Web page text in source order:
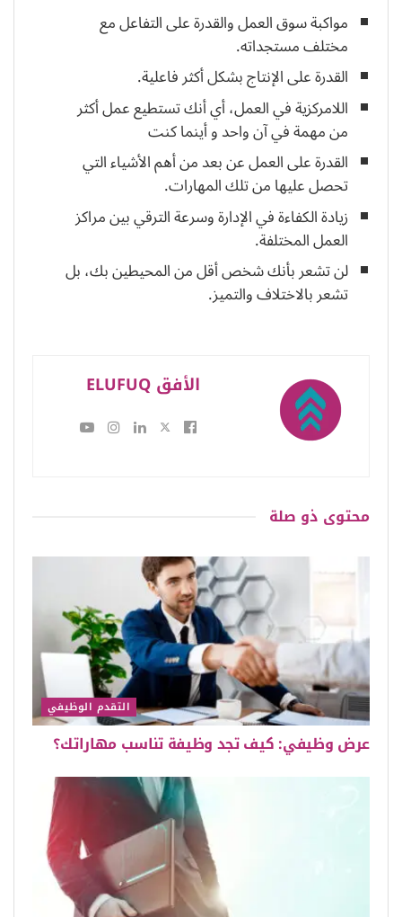
مواكبة سوق العمل والقدرة على التفاعل مع
مختلف مستجداته.
القدرة على الإنتاج بشكل أكثر فاعلية.
اللامركزية في العمل، أي أنك تستطيع عمل أكثر
من مهمة في آن واحد و أينما كنت
القدرة على العمل عن بعد من أهم الأشياء التي
تحصل عليها من تلك المهارات.
زيادة الكفاءة في الإدارة وسرعة الترقي بين مراكز
العمل المختلفة.
لن تشعر بأنك شخص أقل من المحيطين بك، بل
تشعر بالاختلاف والتميز.
الأفق ELUFUQ
محتوى ذو صلة
التقدم الوظيفي
عرض وظيفي: كيف تجد وظيفة تناسب مهاراتك؟